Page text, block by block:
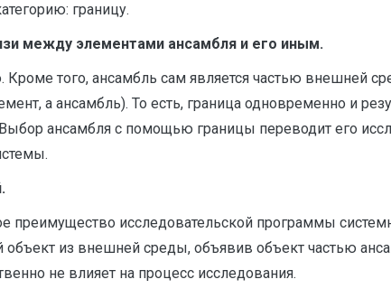
границу.
между элементами ансамбля и его иным.
Кроме того, ансамбль сам является частью внешней
а ансамбль). То есть, граница одновременно и
ансамбля с помощью границы переводит его
преимущество исследовательской программы
из внешней среды, объявив объект частью
не влияет на процесс исследования.